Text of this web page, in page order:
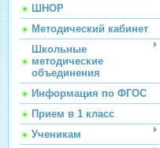
ШНОР
Методический кабинет
Школьные
методические
объединения
Информация по ФГОС
Прием в 1 класс
Ученикам